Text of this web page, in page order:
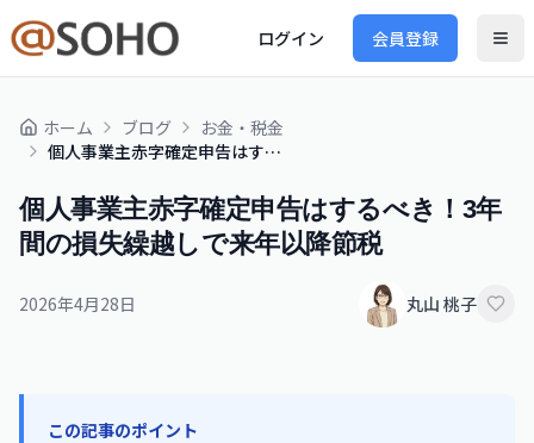
ログイン 会員登録
ホーム ブログ
お金・税金
個人事業主赤字確定申告はするべき！3年間の損失繰越しで来年以降節税
個人事業主赤字確定申告はするべき！3年
間の損失繰越しで来年以降節税
2026年4月28日 丸山 桃子
この記事のポイント